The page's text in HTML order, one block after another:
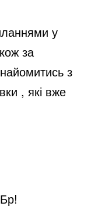
у
за
з
, які вже